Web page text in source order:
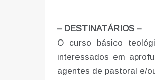
– DESTINATÁRIOS –
O curso básico
interessados em
agentes de pastoral e/